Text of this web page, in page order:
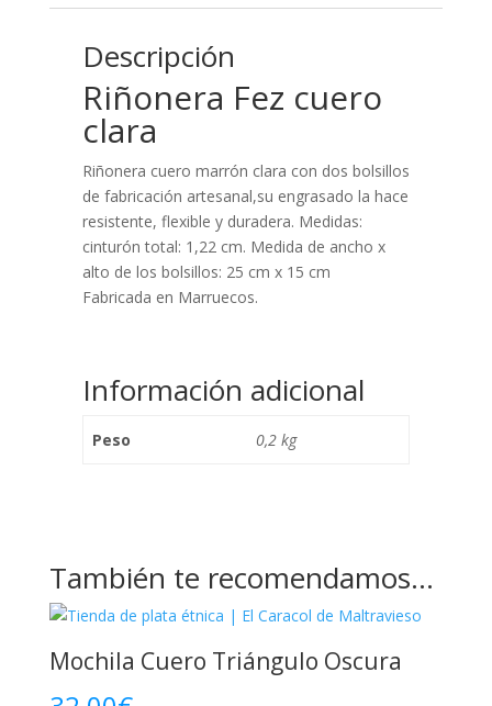
Descripción
Riñonera Fez cuero
clara
Riñonera cuero marrón clara con dos bolsillos
de fabricación artesanal,su engrasado la hace
resistente, flexible y duradera. Medidas:
cinturón total: 1,22 cm. Medida de ancho x
alto de los bolsillos: 25 cm x 15 cm
Fabricada en Marruecos.
Información adicional
Peso 0,2 kg
También te recomendamos…
Mochila Cuero Triángulo Oscura